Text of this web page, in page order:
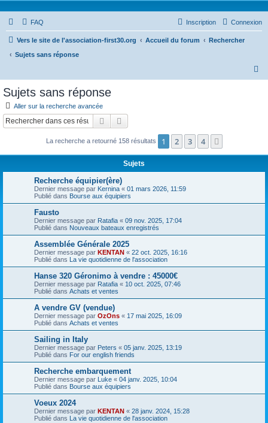
FAQ Connexion
Inscription
Vers le site de l'association-first30.org Accueil du forum
Rechercher
Sujets sans réponse
c
Sujets sans réponse
Aller sur la recherche avancée
Rechercher
La recherche a retourné 158 résultats 1 2 3 4
Sujets
Recherche équipier(ère)
Dernier message par Kernina « 01 mars 2026, 11:59
Publié dans Bourse aux équipiers
Fausto
Dernier message par Ratafia « 09 nov. 2025, 17:04
Publié dans Nouveaux bateaux enregistrés
Assemblée Générale 2025
Dernier message par KENTAN « 22 oct. 2025, 16:16
Publié dans La vie quotidienne de l'association
Hanse 320 Géronimo à vendre : 45000€
Dernier message par Ratafia « 10 oct. 2025, 07:46
Publié dans Achats et ventes
A vendre GV (vendue)
Dernier message par OzOns « 17 mai 2025, 16:09
Publié dans Achats et ventes
Sailing in Italy
Dernier message par Peters « 05 janv. 2025, 13:19
Publié dans For our english friends
Recherche embarquement
Dernier message par Luke « 04 janv. 2025, 10:04
Publié dans Bourse aux équipiers
Voeux 2024
Dernier message par KENTAN « 28 janv. 2024, 15:28
Publié dans La vie quotidienne de l'association